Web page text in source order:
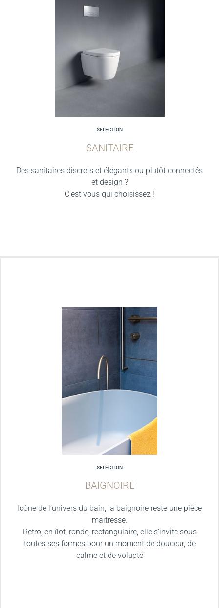
SELECTION
SANITAIRE
Des sanitaires discrets et élégants ou plutôt connectés
et design ?
C’est vous qui choisissez !
SELECTION
BAIGNOIRE
Icône de l’univers du bain, la baignoire reste une pièce
maitresse.
Retro, en îlot, ronde, rectangulaire, elle s’invite sous
toutes ses formes pour un moment de douceur, de
calme et de volupté